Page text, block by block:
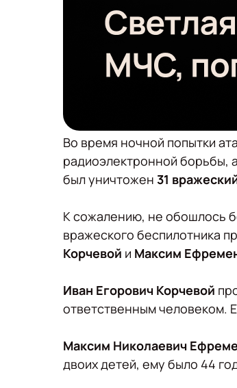
Во время ночной попытки
радиоэлектронной борьбы,
был уничтожен 31
К сожалению, не обошлось
вражеского беспилотника
Корчевой и Максим
Иван Егорович Корчевой
ответственным человеком.
Максим Николаевич
двоих детей, ему было 44